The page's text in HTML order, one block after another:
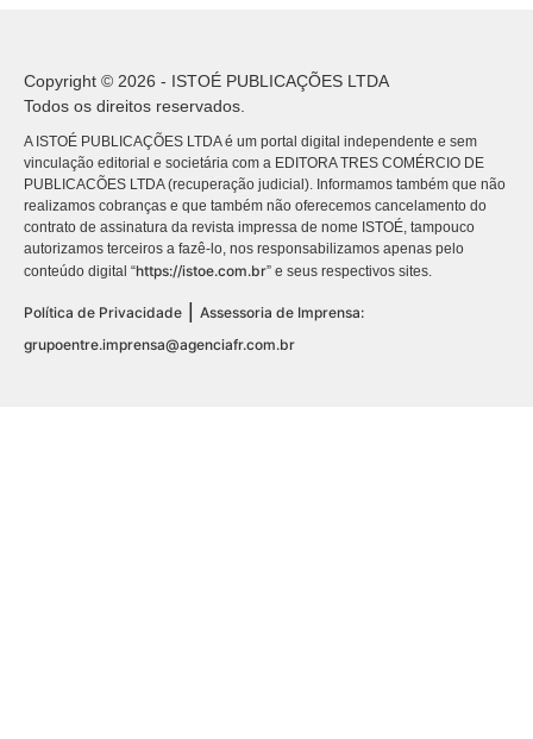
Copyright © 2026 - ISTOÉ PUBLICAÇÕES LTDA
Todos os direitos reservados.
A ISTOÉ PUBLICAÇÕES LTDA é um portal digital independente e sem
vinculação editorial e societária com a EDITORA TRES COMÉRCIO DE
PUBLICACÕES LTDA (recuperação judicial). Informamos também que não
realizamos cobranças e que também não oferecemos cancelamento do
contrato de assinatura da revista impressa de nome ISTOÉ, tampouco
autorizamos terceiros a fazê-lo, nos responsabilizamos apenas pelo
conteúdo digital “https://istoe.com.br” e seus respectivos sites.
Política de Privacidade
Assessoria de Imprensa:
grupoentre.imprensa@agenciafr.com.br